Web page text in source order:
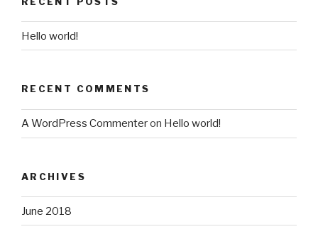
Hello world!
RECENT COMMENTS
A WordPress Commenteron Hello world!
ARCHIVES
June 2018